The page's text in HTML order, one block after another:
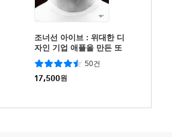
조너선 아이브 : 위대한 디
자인 기업 애플을 만든 또
한 명의 천재
50건
17,500원